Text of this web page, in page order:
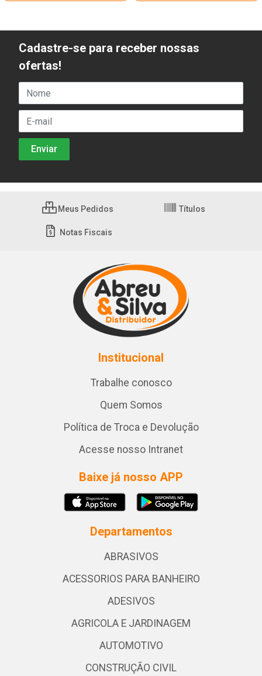
Cadastre-se para receber nossas
ofertas!
Meus Pedidos Títulos
Notas Fiscais
Institucional
Trabalhe conosco
Quem Somos
Política de Troca e Devolução
Acesse nosso Intranet
Baixe já nosso APP
Departamentos
ABRASIVOS
ACESSORIOS PARA BANHEIRO
ADESIVOS
AGRICOLA E JARDINAGEM
AUTOMOTIVO
CONSTRUÇÃO CIVIL